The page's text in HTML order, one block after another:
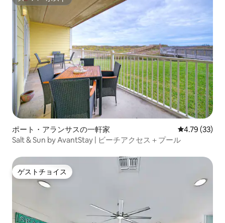
スーパーホスト
ポート・アランサスの一軒家 レビュー33
4.79 (33)
Salt & Sun by AvantStay | ビーチアクセス＋プール
ゲストチョイス
ゲストチョイス